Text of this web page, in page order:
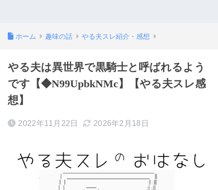
ホーム 趣味の話 やる夫スレ紹介・感想
やる夫は異世界で黒騎士と呼ばれるよう
です【◆N99UpbkNMc】【やる夫スレ感
想】
2022年11月22日 2026年2月18日